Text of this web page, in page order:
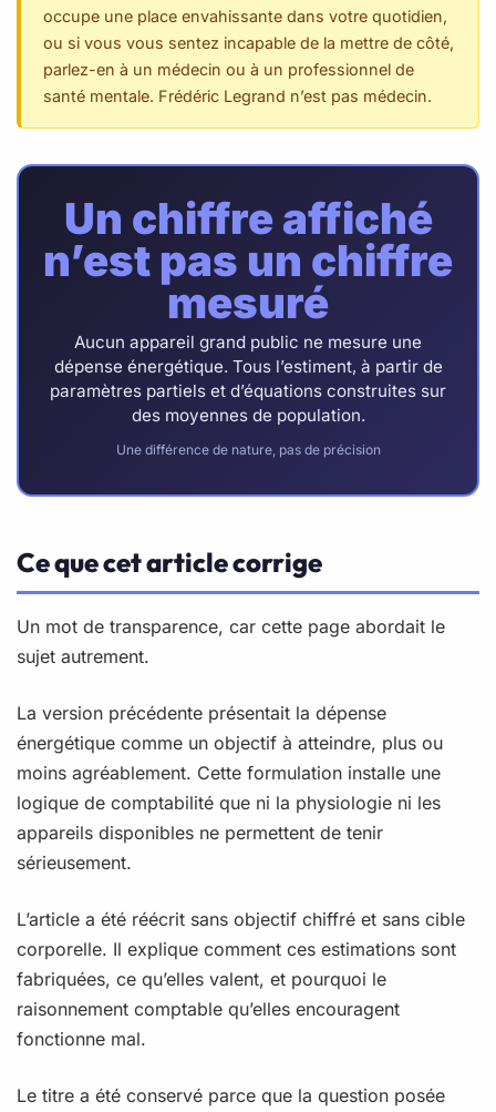
occupe une place envahissante dans votre quotidien,
ou si vous vous sentez incapable de la mettre de côté,
parlez-en à un médecin ou à un professionnel de
santé mentale. Frédéric Legrand n’est pas médecin.
Un chiffre affiché
n’est pas un chiffre
mesuré
Aucun appareil grand public ne mesure une
dépense énergétique. Tous l’estiment, à partir de
paramètres partiels et d’équations construites sur
des moyennes de population.
Une différence de nature, pas de précision
Ce que cet article corrige
Un mot de transparence, car cette page abordait le
sujet autrement.
La version précédente présentait la dépense
énergétique comme un objectif à atteindre, plus ou
moins agréablement. Cette formulation installe une
logique de comptabilité que ni la physiologie ni les
appareils disponibles ne permettent de tenir
sérieusement.
L’article a été réécrit sans objectif chiffré et sans cible
corporelle. Il explique comment ces estimations sont
fabriquées, ce qu’elles valent, et pourquoi le
raisonnement comptable qu’elles encouragent
fonctionne mal.
Le titre a été conservé parce que la question posée